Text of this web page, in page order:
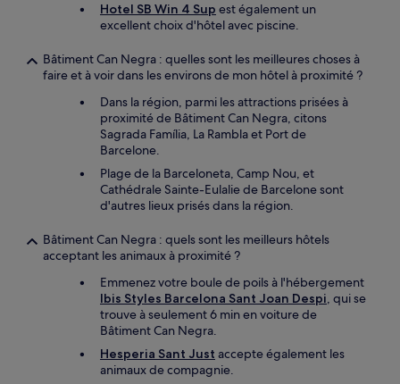
Hotel SB Win 4 Sup est également un
excellent choix d'hôtel avec piscine.
Bâtiment Can Negra : quelles sont les meilleures choses à
faire et à voir dans les environs de mon hôtel à proximité ?
Dans la région, parmi les attractions prisées à
proximité de Bâtiment Can Negra, citons
Sagrada Família, La Rambla et Port de
Barcelone.
Plage de la Barceloneta, Camp Nou, et
Cathédrale Sainte-Eulalie de Barcelone sont
d'autres lieux prisés dans la région.
Bâtiment Can Negra : quels sont les meilleurs hôtels
acceptant les animaux à proximité ?
Emmenez votre boule de poils à l'hébergement
Ibis Styles Barcelona Sant Joan Despi, qui se
trouve à seulement 6 min en voiture de
Bâtiment Can Negra.
Hesperia Sant Just accepte également les
animaux de compagnie.